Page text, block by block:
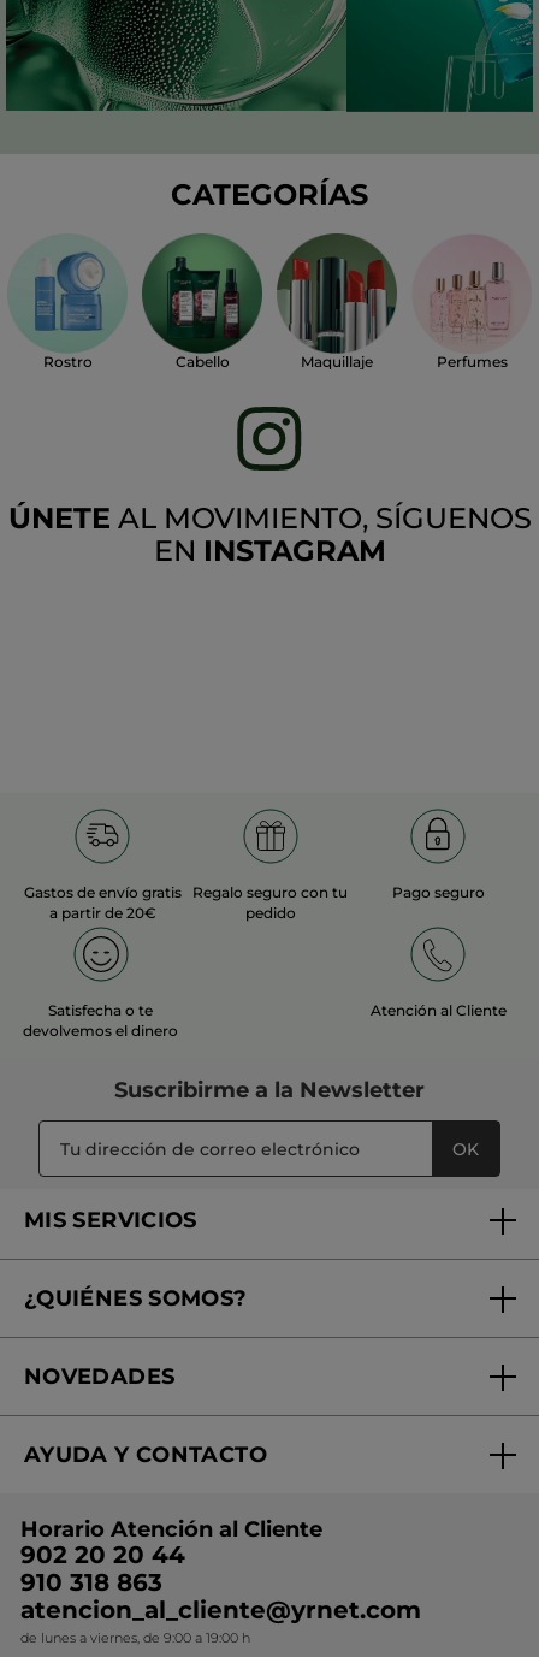
CATEGORÍAS
Rostro Cabello Maquillaje Perfumes
ÚNETE AL MOVIMIENTO, SÍGUENOS
EN INSTAGRAM
Gastos de envío gratis
a partir de 20€
Regalo seguro con tu
pedido
Pago seguro
Satisfecha o te
devolvemos el dinero
Atención al Cliente
Suscribirme a la Newsletter
OK
MIS SERVICIOS
Tratamientos de Belleza
Mi club Yves Rocher
¿QUIÉNES SOMOS?
¿Quiénes somos?
Nuestros compromisos
Conviértete en Franquiciada
NOVEDADES
Rebajas
Ideas de Regalo
Colección Monoi
Novedades del mes
AYUDA Y CONTACTO
Contacto
Horario Atención al Cliente
902 20 20 44
910 318 863
atencion_al_cliente@yrnet.com
de lunes a viernes, de 9:00 a 19:00 h